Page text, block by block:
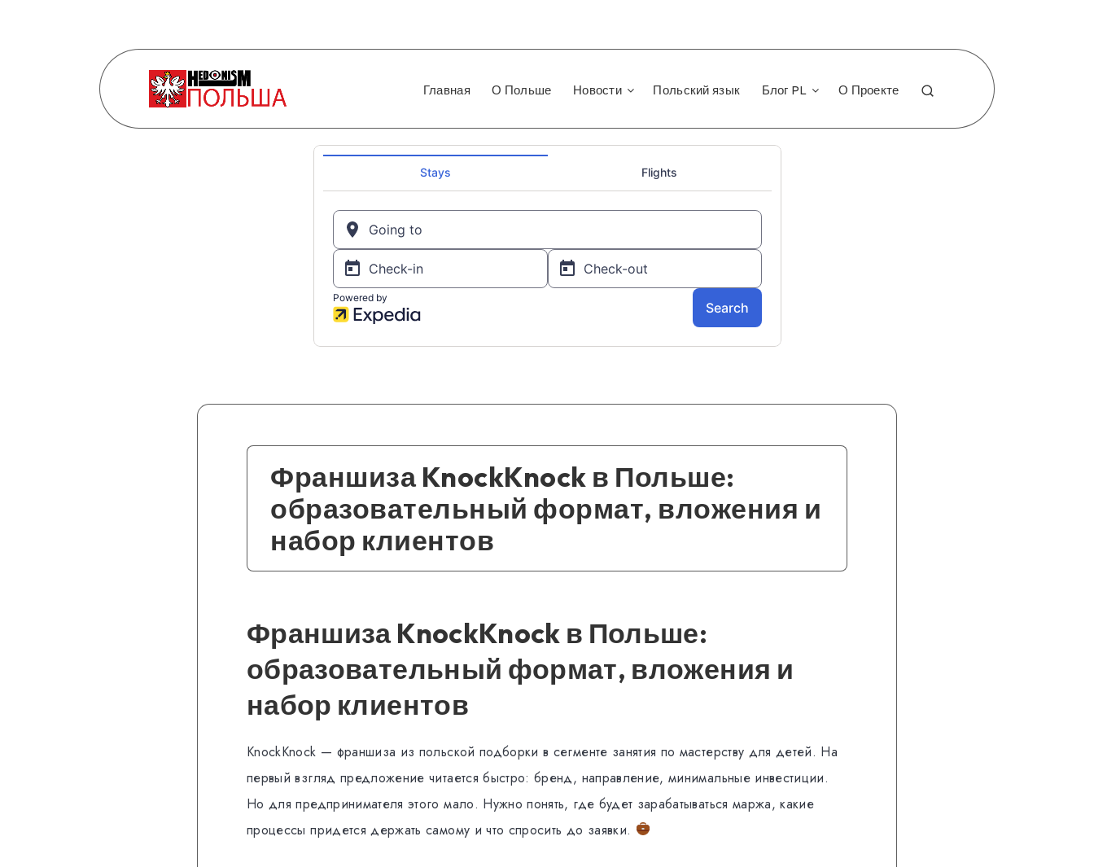
Главная О Польше Новости Польский язык Блог PL О Проекте
Франшиза KnockKnock в Польше:
образовательный формат, вложения и
набор клиентов
Франшиза KnockKnock в Польше:
образовательный формат, вложения и
набор клиентов
KnockKnock — франшиза из польской подборки в сегменте занятия по мастерству для детей. На
первый взгляд предложение читается быстро: бренд, направление, минимальные инвестиции.
Но для предпринимателя этого мало. Нужно понять, где будет зарабатываться маржа, какие
процессы придется держать самому и что спросить до заявки.